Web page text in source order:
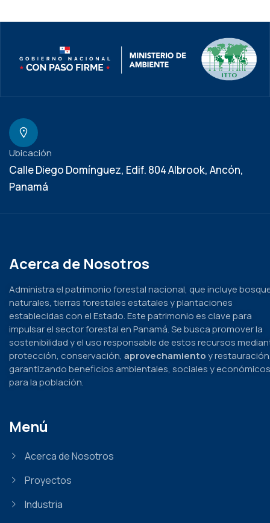
Ubicación
Calle Diego Domínguez, Edif. 804 Albrook, Ancón,
Panamá
Acerca de Nosotros
Administra el patrimonio forestal nacional, que incluye
naturales, tierras forestales estatales y plantaciones
establecidas con el Estado. Este patrimonio es clave para
impulsar el sector forestal en Panamá. Se busca promover la
sostenibilidad y el uso responsable de estos recursos
protección, conservación, aprovechamientoy
garantizando beneficios ambientales, sociales y económicos
para la población.
Menú
Acerca de Nosotros
Proyectos
Industria